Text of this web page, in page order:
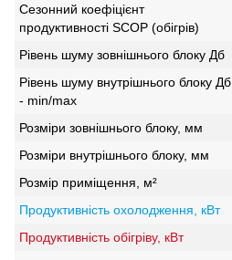
Сезонний коефіцієнт
продуктивності SCOP (обігрів)
Рівень шуму зовнішнього блоку Дб
Рівень шуму внутрішнього блоку Дб
- min/max
Розміри зовнішнього блоку, мм
Розміри внутрішнього блоку, мм
Розмір приміщення, м²
Продуктивність охолодження, кВт
Продуктивність обігріву, кВт